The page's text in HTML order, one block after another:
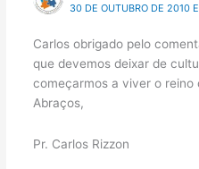
30 DE OUTUBRO DE 2010
Carlos obrigado pelo
que devemos deixar de
começarmos a viver o reino
Abraços,
Pr. Carlos Rizzon